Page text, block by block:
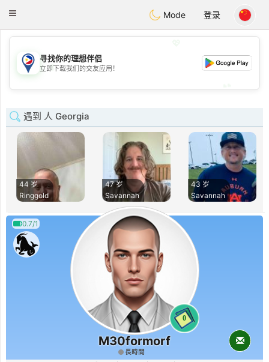
PhilippinesChat
Toggle
Mode 登录
💖
💕
寻找你的理想伴侣
立即下载我们的交友应用！
遇到 人 Georgia
44 岁
Ringgold
47 岁
Savannah
43 岁
Savannah
0.7/1
0
M30formorf
長時間